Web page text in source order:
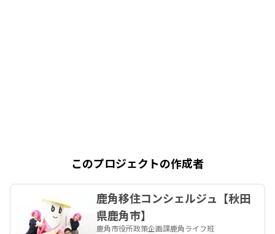
このプロジェクトの作成者
鹿角移住コンシェルジュ【秋田
県鹿角市】
鹿角市役所政策企画課鹿角ライフ班